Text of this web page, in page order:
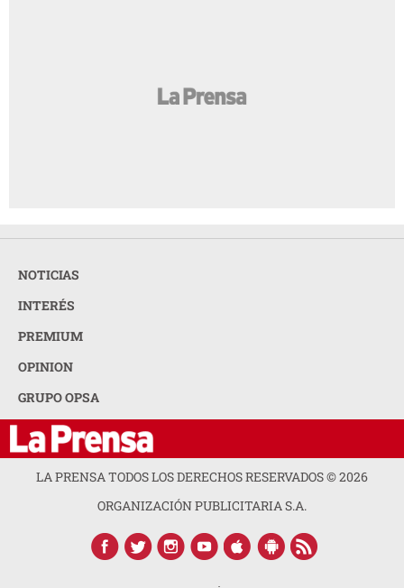
NOTICIAS
INTERÉS
PREMIUM
OPINION
GRUPO OPSA
LA PRENSA TODOS LOS DERECHOS RESERVADOS ©2026
ORGANIZACIÓN PUBLICITARIA S.A.